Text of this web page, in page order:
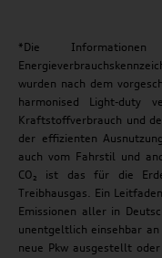
*Die
wurden nach dem
harmonised Light-duty
Kraftstoffverbrauch und
der effizienten
auch vom Fahrstil und
CO₂ ist das für die
Treibhausgas. Ein
Emissionen aller in
unentgeltlich einsehbar
neue Pkw ausgestellt